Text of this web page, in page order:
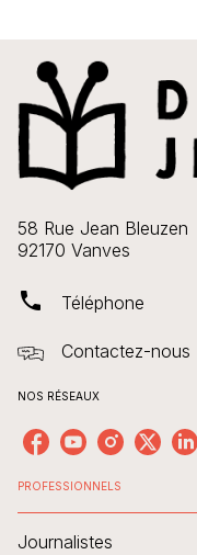
58 Rue Jean Bleuzen
92170 Vanves
phone Téléphone
Contactez-nous
NOS RÉSEAUX
PROFESSIONNELS
Journalistes